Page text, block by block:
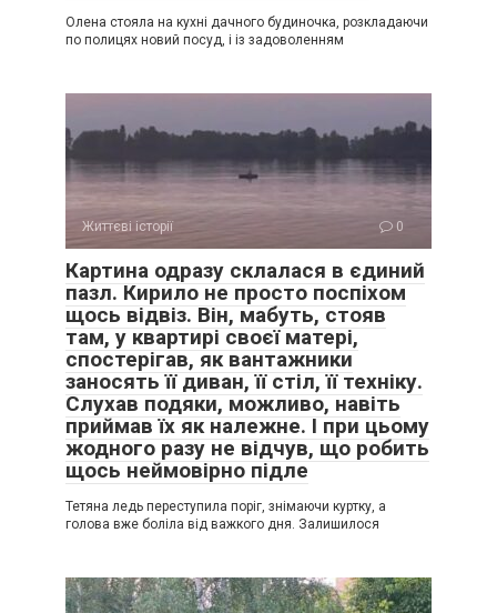
Олена стояла на кухні дачного будиночка, розкладаючи
по полицях новий посуд, і із задоволенням
Життєві історії 0
Картина одразу склалася в єдиний
пазл. Кирило не просто поспіхом
щось відвіз. Він, мабуть, стояв
там, у квартирі своєї матері,
спостерігав, як вантажники
заносять її диван, її стіл, її техніку.
Слухав подяки, можливо, навіть
приймав їх як належне. І при цьому
жодного разу не відчув, що робить
щось неймовірно підле
Тетяна ледь переступила поріг, знімаючи куртку, а
голова вже боліла від важкого дня. Залишилося